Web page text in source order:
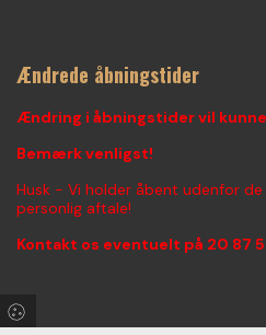
Ændrede åbningstider
Ændring i åbningstider vil
Bemærk venligst!
Husk - Vi holder åbent udenfor
personlig aftale!
Kontakt os eventuelt på 20 87